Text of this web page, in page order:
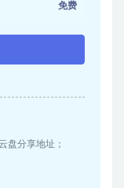
免费
盘分享地址；